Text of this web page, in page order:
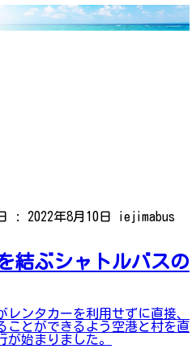
: 2022年8月10日
iejimabus
結ぶシャトルバスの
ンタカーを利用せずに直接、
ことができるよう空港と村を直
始まりました。